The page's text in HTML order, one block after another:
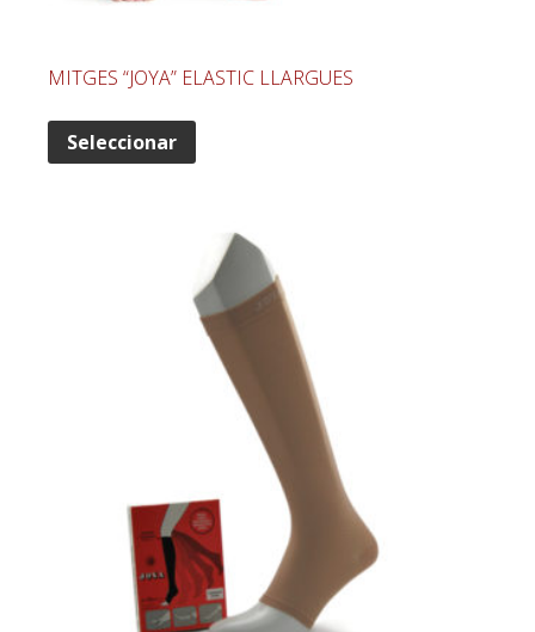
MITGES “JOYA” ELASTIC LLARGUES
Seleccionar